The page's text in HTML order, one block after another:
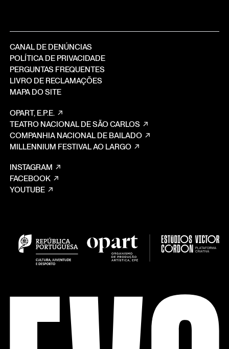
CANAL DE DENÚNCIAS
POLÍTICA DE PRIVACIDADE
PERGUNTAS FREQUENTES
LIVRO DE RECLAMAÇÕES
MAPA DO SITE
OPART, E.P.E.
TEATRO NACIONAL DE SÃO CARLOS
COMPANHIA NACIONAL DE BAILADO
MILLENNIUM FESTIVAL AO LARGO
INSTAGRAM
FACEBOOK
YOUTUBE